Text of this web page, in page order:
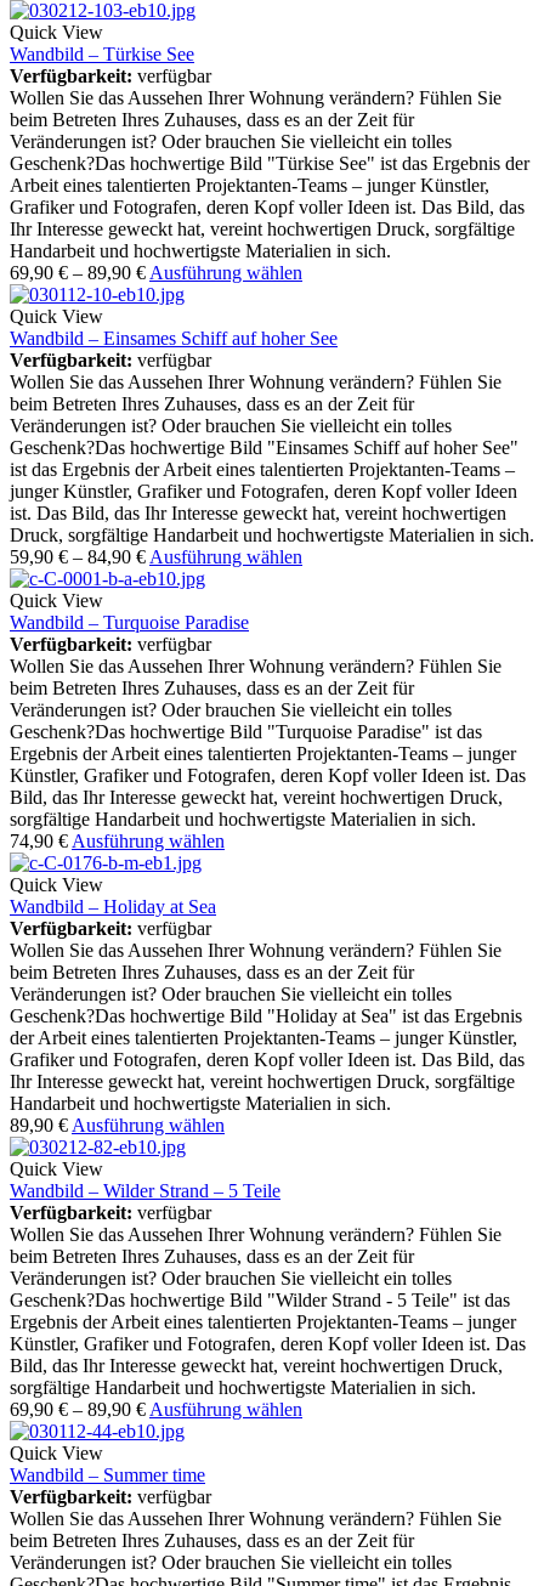
Quick View
Wandbild – Türkise See
Verfügbarkeit: verfügbar
Wollen Sie das Aussehen Ihrer Wohnung verändern? Fühlen Sie
beim Betreten Ihres Zuhauses, dass es an der Zeit für
Veränderungen ist? Oder brauchen Sie vielleicht ein tolles
Geschenk?Das hochwertige Bild "Türkise See" ist das Ergebnis der
Arbeit eines talentierten Projektanten-Teams – junger Künstler,
Grafiker und Fotografen, deren Kopf voller Ideen ist. Das Bild, das
Ihr Interesse geweckt hat, vereint hochwertigen Druck, sorgfältige
Handarbeit und hochwertigste Materialien in sich.
69,90 € – 89,90 € Ausführung wählen
Quick View
Wandbild – Einsames Schiff auf hoher See
Verfügbarkeit: verfügbar
Wollen Sie das Aussehen Ihrer Wohnung verändern? Fühlen Sie
beim Betreten Ihres Zuhauses, dass es an der Zeit für
Veränderungen ist? Oder brauchen Sie vielleicht ein tolles
Geschenk?Das hochwertige Bild "Einsames Schiff auf hoher See"
ist das Ergebnis der Arbeit eines talentierten Projektanten-Teams –
junger Künstler, Grafiker und Fotografen, deren Kopf voller Ideen
ist. Das Bild, das Ihr Interesse geweckt hat, vereint hochwertigen
Druck, sorgfältige Handarbeit und hochwertigste Materialien in sich.
59,90 € – 84,90 € Ausführung wählen
Quick View
Wandbild – Turquoise Paradise
Verfügbarkeit: verfügbar
Wollen Sie das Aussehen Ihrer Wohnung verändern? Fühlen Sie
beim Betreten Ihres Zuhauses, dass es an der Zeit für
Veränderungen ist? Oder brauchen Sie vielleicht ein tolles
Geschenk?Das hochwertige Bild "Turquoise Paradise" ist das
Ergebnis der Arbeit eines talentierten Projektanten-Teams – junger
Künstler, Grafiker und Fotografen, deren Kopf voller Ideen ist. Das
Bild, das Ihr Interesse geweckt hat, vereint hochwertigen Druck,
sorgfältige Handarbeit und hochwertigste Materialien in sich.
74,90 € Ausführung wählen
Quick View
Wandbild – Holiday at Sea
Verfügbarkeit: verfügbar
Wollen Sie das Aussehen Ihrer Wohnung verändern? Fühlen Sie
beim Betreten Ihres Zuhauses, dass es an der Zeit für
Veränderungen ist? Oder brauchen Sie vielleicht ein tolles
Geschenk?Das hochwertige Bild "Holiday at Sea" ist das Ergebnis
der Arbeit eines talentierten Projektanten-Teams – junger Künstler,
Grafiker und Fotografen, deren Kopf voller Ideen ist. Das Bild, das
Ihr Interesse geweckt hat, vereint hochwertigen Druck, sorgfältige
Handarbeit und hochwertigste Materialien in sich.
89,90 € Ausführung wählen
Quick View
Wandbild – Wilder Strand – 5 Teile
Verfügbarkeit: verfügbar
Wollen Sie das Aussehen Ihrer Wohnung verändern? Fühlen Sie
beim Betreten Ihres Zuhauses, dass es an der Zeit für
Veränderungen ist? Oder brauchen Sie vielleicht ein tolles
Geschenk?Das hochwertige Bild "Wilder Strand - 5 Teile" ist das
Ergebnis der Arbeit eines talentierten Projektanten-Teams – junger
Künstler, Grafiker und Fotografen, deren Kopf voller Ideen ist. Das
Bild, das Ihr Interesse geweckt hat, vereint hochwertigen Druck,
sorgfältige Handarbeit und hochwertigste Materialien in sich.
69,90 € – 89,90 € Ausführung wählen
Quick View
Wandbild – Summer time
Verfügbarkeit: verfügbar
Wollen Sie das Aussehen Ihrer Wohnung verändern? Fühlen Sie
beim Betreten Ihres Zuhauses, dass es an der Zeit für
Veränderungen ist? Oder brauchen Sie vielleicht ein tolles